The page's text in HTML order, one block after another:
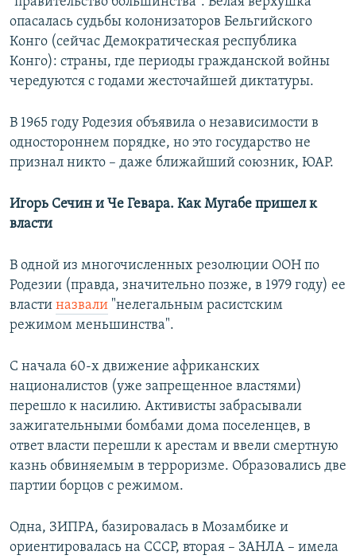
опасалась судьбы колонизаторов Бельгийского
Конго (сейчас Демократическая республика
Конго): страны, где периоды гражданской войны
чередуются с годами жесточайшей диктатуры.
В 1965 году Родезия объявила о независимости в
одностороннем порядке, но это государство не
признал никто – даже ближайший союзник, ЮАР.
Игорь Сечин и Че Гевара. Как Мугабе пришел к
власти
В одной из многочисленных резолюции ООН по
Родезии (правда, значительно позже, в 1979 году) ее
власти назвали "нелегальным расистским
режимом меньшинства".
С начала 60-х движение африканских
националистов (уже запрещенное властями)
перешло к насилию. Активисты забрасывали
зажигательными бомбами дома поселенцев, в
ответ власти перешли к арестам и ввели смертную
казнь обвиняемым в терроризме. Образовались две
партии борцов с режимом.
Одна, ЗИПРА, базировалась в Мозамбике и
ориентировалась на СССР, вторая – ЗАНЛА – имела